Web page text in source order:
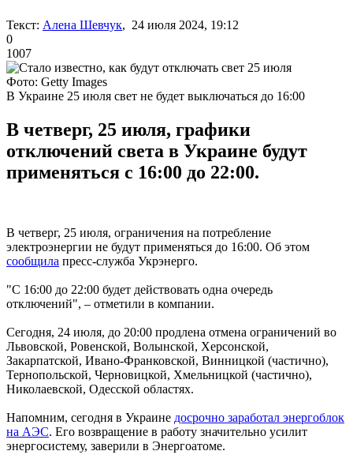
Текст: Алена Шевчук, 24 июля 2024, 19:12
0
1007
Фото: Getty Images
В Украине 25 июля свет не будет выключаться до 16:00
В четверг, 25 июля, графики
отключений света в Украине будут
применяться с 16:00 до 22:00.
В четверг, 25 июля, ограничения на потребление
электроэнергии не будут применяться до 16:00. Об этом
сообщила пресс-служба Укрэнерго.
"С 16:00 до 22:00 будет действовать одна очередь
отключений", – отметили в компании.
Сегодня, 24 июля, до 20:00 продлена отмена ограничений во
Львовской, Ровенской, Волынской, Херсонской,
Закарпатской, Ивано-Франковской, Винницкой (частично),
Тернопольской, Черновицкой, Хмельницкой (частично),
Николаевской, Одесской областях.
Напомним, сегодня в Украине досрочно заработал энергоблок
на АЭС. Его возвращение в работу значительно усилит
энергосистему, заверили в Энергоатоме.